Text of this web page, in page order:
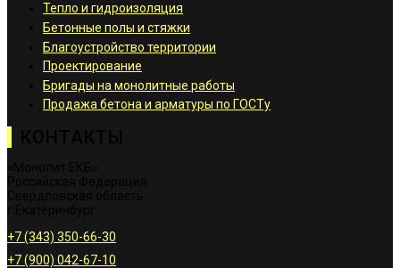
Тепло и гидроизоляция
Бетонные полы и стяжки
Благоустройство территории
Проектирование
Бригады на монолитные работы
Продажа бетона и арматуры по ГОСТу
+7 (343) 350-66-30
+7 (900) 042-67-10